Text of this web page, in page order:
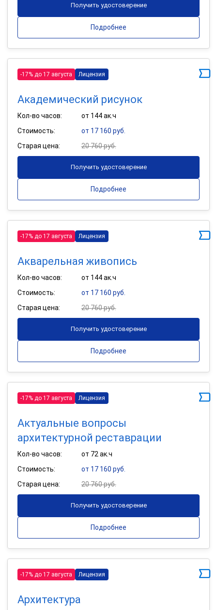
Получить удостоверение
Подробнее
-17% до 17 августа Лицензия
Академический рисунок
Кол-во часов:
от 144 ак.ч
Стоимость:
от 17 160 руб.
Старая цена:
20 760 руб.
Получить удостоверение
Подробнее
-17% до 17 августа Лицензия
Акварельная живопись
Кол-во часов:
от 144 ак.ч
Стоимость:
от 17 160 руб.
Старая цена:
20 760 руб.
Получить удостоверение
Подробнее
-17% до 17 августа Лицензия
Актуальные вопросы
архитектурной реставрации
Кол-во часов:
от 72 ак.ч
Стоимость:
от 17 160 руб.
Старая цена:
20 760 руб.
Получить удостоверение
Подробнее
-17% до 17 августа Лицензия
Архитектура